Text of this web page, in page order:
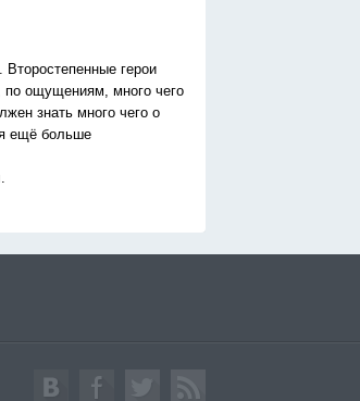
герои
по ощущениям, много чего
знать много чего о
ещё больше